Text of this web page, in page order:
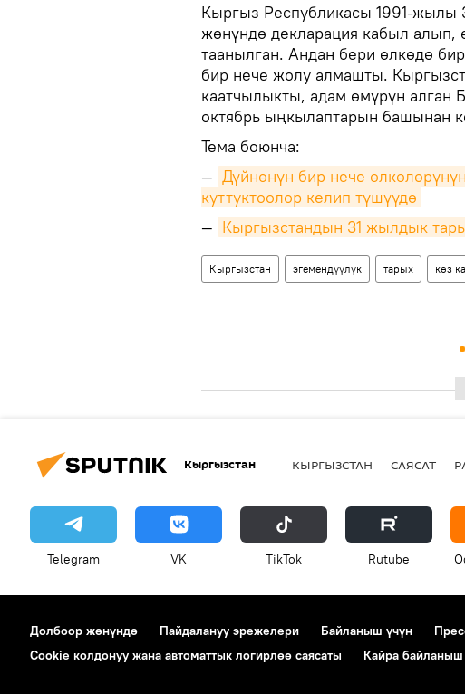
Кыргыз Республикасы 1991-жылы
жөнүндө декларация кабыл алып,
таанылган. Андан бери өлкөдө
бир нече жолу алмашты.
каатчылыкты, адам өмүрүн алган
октябрь ыңкылаптарын башынан
Тема боюнча:
— Дүйнөнүн бир нече
куттуктоолор келип түшүүдө
— Кыргызстандын 31 жылдык
Кыргызстан эгемендүүлүк тарых көз
Кыргызстан КЫРГЫЗСТАН САЯСАТ
Telegram VK ТikТоk Rutube
Долбоор жөнүндө Пайдалануу эрежелери Байланыш үчүн
Cookie колдонуу жана автоматтык логирлөө саясаты
Кайра байланыш